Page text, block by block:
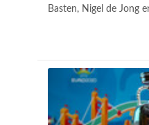
Basten, Nigel de Jong